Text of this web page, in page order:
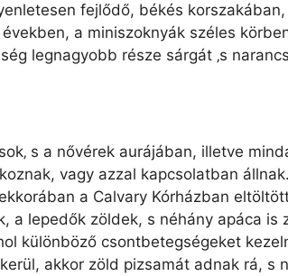
fejlődő, békés
a miniszoknyák széles
legnagyobb része sárgát ‚s
s a nővérek aurájában, illetve
vagy azzal kapcsolatban
a Calvary Kórházban
a lepedők zöldek, s néhány apáca is
különböző csontbetegségeket
akkor zöld pizsamát adnak rá, s